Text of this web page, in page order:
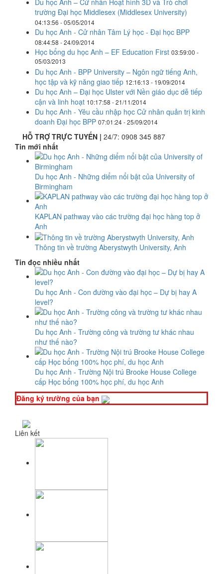
Du học Anh – Cử nhân Hoạt hình 3D và Trò chơi
trường Đại học Middlesex (Middlesex University)
04:13:56 - 05/05/2014
Du học Anh - Cử nhân Tâm Lý học - Đại học BPP
08:44:58 - 24/09/2014
Học bổng du học Anh – EF Education First 03:59:00 -
05/03/2013
Du học Anh - BPP University – Ngôn ngữ tiếng Anh,
học tập và kỹ năng giao tiếp 12:16:13 - 19/09/2014
Du học Anh – Đại học Ulster với Nền giáo dục dễ tiếp
cận và linh hoạt 10:17:58 - 21/11/2014
Du học Anh - Yêu cầu nhập học Cử nhân quản trị kinh
doanh Đại học BPP 07:01:24 - 25/09/2014
HỖ TRỢ TRỰC TUYẾN | 24/7: 0908 345 887
Tin mới nhất
Du học Anh - Những diểm nổi bật của University of
Birmingham
KAPLAN pathway vào các trường đại học hàng top ở
Anh
Thông tin về trường Aberystwyth University, Anh
Tin đọc nhiều nhất
Du học Anh - Con đường vào đại học – Dự bị hay A
level?
Du học Anh - Trường công và trường tư khác nhau
như thế nào?
Du học Anh - Trường Nội trú Brooke House College
cấp Học bổng 100% học phí, du học Anh
Đăng ký trường của bạn
Liên kết